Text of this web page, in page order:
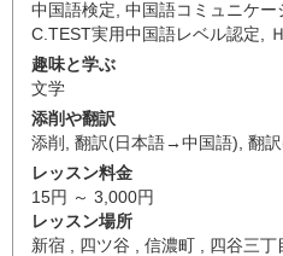
中国語検定 中国語コミュニケー
C.TEST実用中国語レベル認定
趣味と学ぶ
文学
添削や翻訳
添削
翻訳(日本語→中国語) 翻
レッスン料金
15円 ～ 3,000円
レッスン場所
新宿 , 四ツ谷 , 信濃町 , 四谷三丁